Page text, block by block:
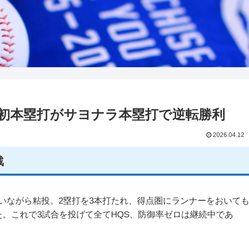
本塁打がサヨナラ本塁打で逆転勝利
2026.04.12
ながら粘投。2塁打を3本打たれ、得点圏にランナーをおいても
これで3試合を投げて全てHQS、防御率ゼロは継続中であ